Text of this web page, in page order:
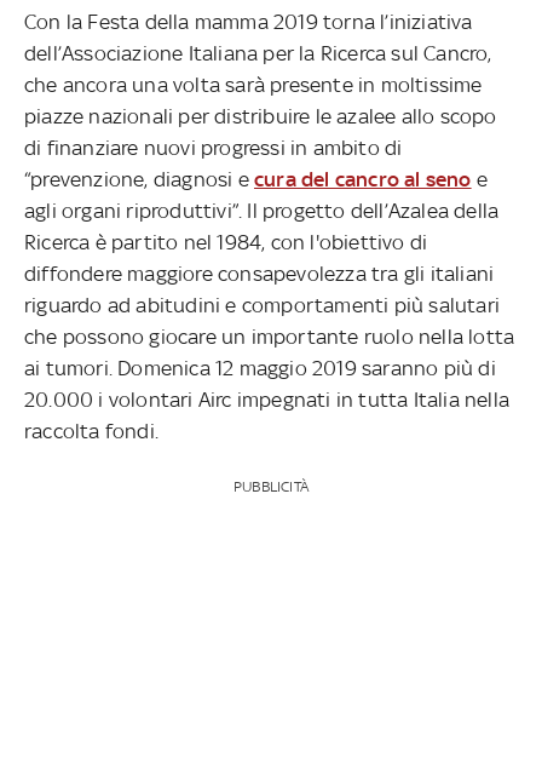
Con la Festa della mamma 2019 torna l’iniziativa
dell’Associazione Italiana per la Ricerca sul Cancro,
che ancora una volta sarà presente in moltissime
piazze nazionali per distribuire le azalee allo scopo
di finanziare nuovi progressi in ambito di
“prevenzione, diagnosi e cura del cancro al seno e
agli organi riproduttivi”. Il progetto dell’Azalea della
Ricerca è partito nel 1984, con l'obiettivo di
diffondere maggiore consapevolezza tra gli italiani
riguardo ad abitudini e comportamenti più salutari
che possono giocare un importante ruolo nella lotta
ai tumori. Domenica 12 maggio 2019 saranno più di
20.000 i volontari Airc impegnati in tutta Italia nella
raccolta fondi.
PUBBLICITÀ